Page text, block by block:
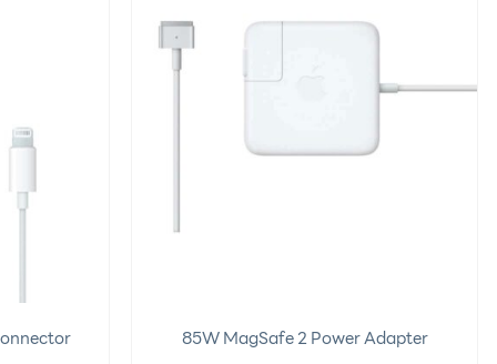
85W MagSafe 2 Power Adapter